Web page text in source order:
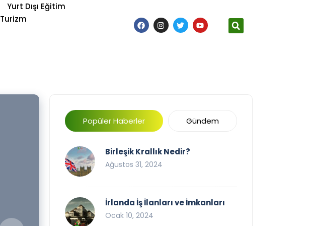
Yurt Dışı Eğitim
Turizm
Popüler Haberler Gündem
Birleşik Krallık Nedir?
Ağustos 31, 2024
İrlanda İş İlanları ve İmkanları
Ocak 10, 2024